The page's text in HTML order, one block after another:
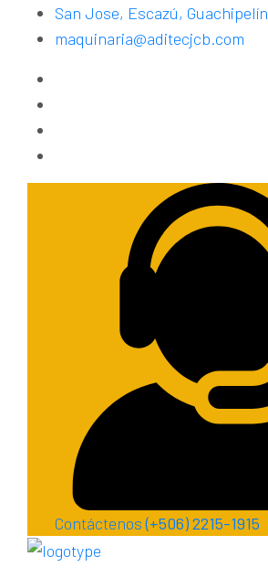
San Jose, Escazú, Guachipelín
maquinaria@aditecjcb.com
Contáctenos (+506) 2215-1915